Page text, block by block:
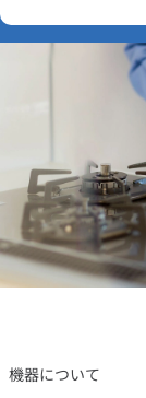
工事・開通までの
機器について